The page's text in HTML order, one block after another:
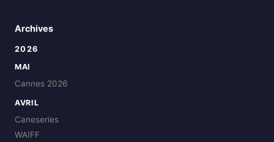
Archives
2026
MAI
Cannes 2026
AVRIL
Caneseries
WAIFF